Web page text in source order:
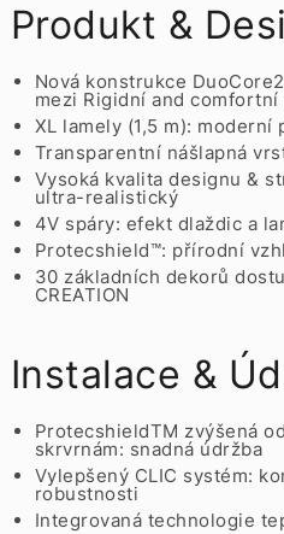
Produkt &
Nová konstrukce
mezi Rigidní and comfortní
XL lamely (1,5 m): moderní
Transparentní nášlapná
Vysoká kvalita designu &
ultra-realistický
4V spáry: efekt dlaždic a
Protecshield™: přírodní
30 základních dekorů
CREATION
Instalace &
ProtecshieldTM zvýšená
skrvrnám: snadná údržba
Vylepšený CLIC systém:
robustnosti
Integrovaná technologie